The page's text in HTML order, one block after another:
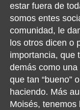
estar fuera de
somos entes
comunidad, le
los otros dicen o
importancia, que
demás como
que tan “bueno”
haciendo. Más
Moisés, tenemos